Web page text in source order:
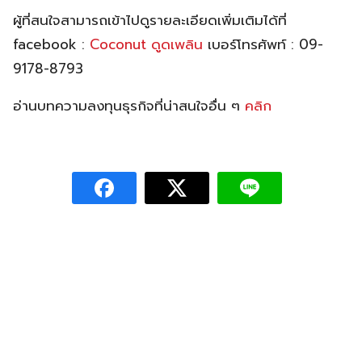
ผู้ที่สนใจสามารถเข้าไปดูรายละเอียดเพิ่มเติมได้ที่
facebook : Coconut ดูดเพลิน เบอร์โทรศัพท์ : 09-
9178-8793
อ่านบทความลงทุนธุรกิจที่น่าสนใจอื่น ๆ คลิก